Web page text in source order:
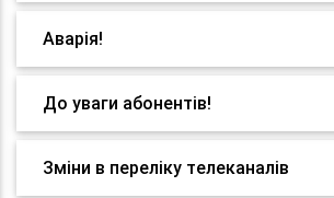
Аварія!
До уваги абонентів!
Зміни в переліку телеканалів